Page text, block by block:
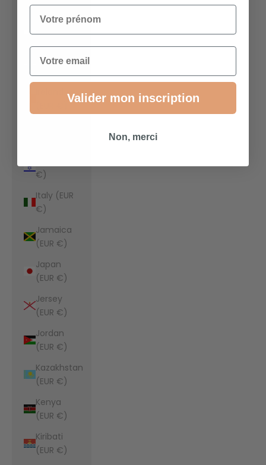
Indonesia
(EUR €)
Iraq (EUR
€)
Italy (EUR
€)
Jamaica
(EUR €)
Japan
(EUR €)
Jersey
(EUR €)
Jordan
(EUR €)
Kazakhstan
(EUR €)
Kenya
(EUR €)
Kiribati
(EUR €)
Votre prénom
Email
Valider mon inscription
Non, merci